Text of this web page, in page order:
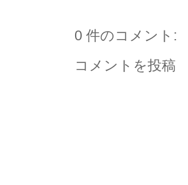
0 件のコメント:
コメントを投稿